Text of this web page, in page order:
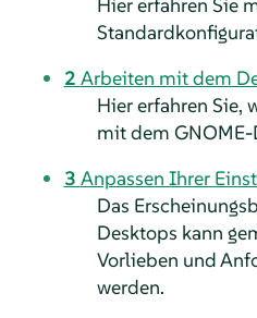
2 Arbeiten mit dem
Hier erfahren Sie,
mit dem
3 Anpassen Ihrer
Das
Desktops kann
Vorlieben und
werden.